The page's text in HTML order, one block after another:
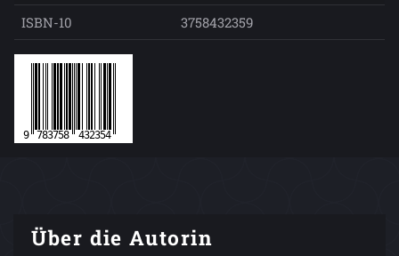
ISBN-10
3758432359
Über die Autorin